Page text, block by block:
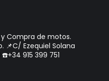
Compra de motos.
📌C/ Ezequiel Solana
☎️+34 915 399 751